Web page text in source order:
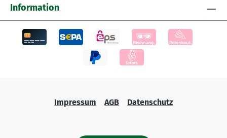
Information
Impressum AGB Datenschutz